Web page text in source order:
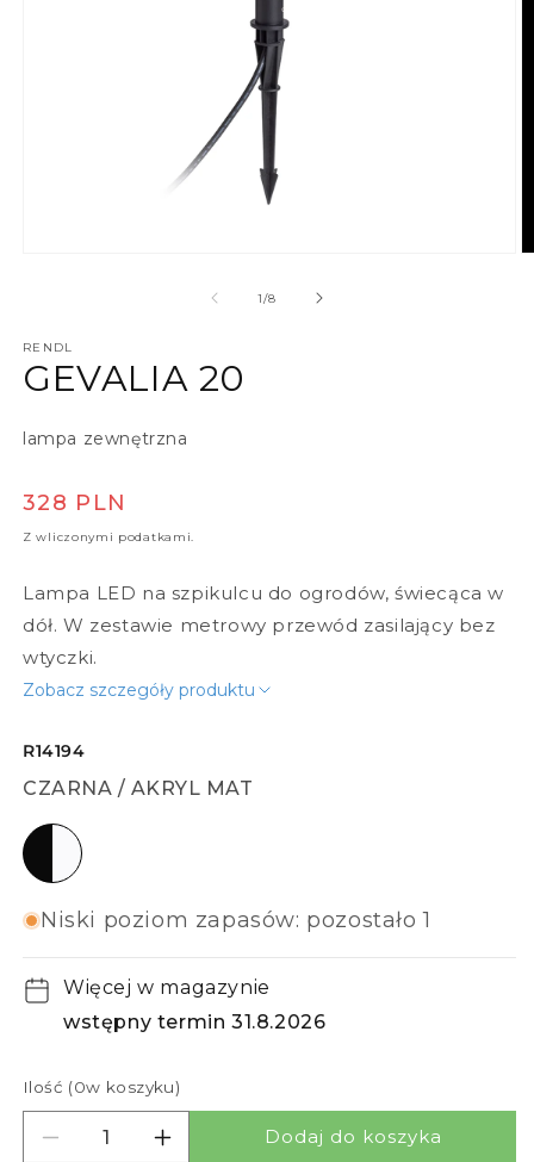
1/z8
RENDL
GEVALIA 20
lampa zewnętrzna
Cena regularna
328 PLN
Z wliczonymi podatkami.
Lampa LED na szpikulcu do ogrodów, świecąca w
dół. W zestawie metrowy przewód zasilający bez
wtyczki.
Zobacz szczegóły produktu
R14194
CZARNA / AKRYL MAT
czarna / akryl mat
Niski poziom zapasów: pozostało 1
Więcej w magazynie
wstępny termin 31.8.2026
Ilość (0w koszyku)
Zmniejsz ilość dla GEVALIA 20
Zwiększ ilość dla GEVALIA 20
Dodaj do koszyka